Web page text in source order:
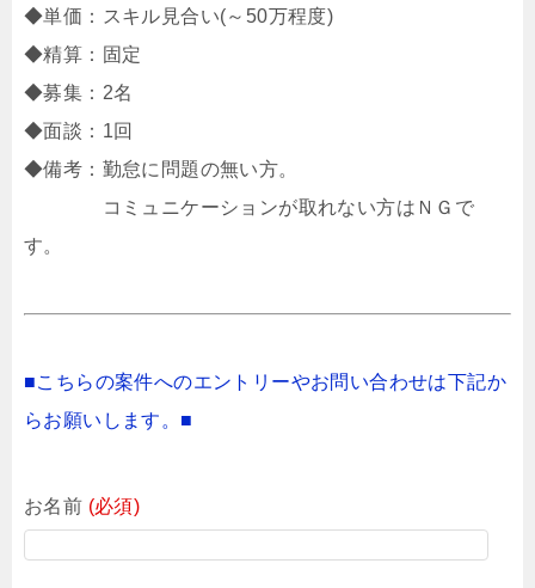
◆単価：スキル見合い(～50万程度)
◆精算：固定
◆募集：2名
◆面談：1回
◆備考：勤怠に問題の無い方。
コミュニケーションが取れない方はＮＧで
す。
■こちらの案件へのエントリーやお問い合わせは下記か
らお願いします。■
お名前 (必須)